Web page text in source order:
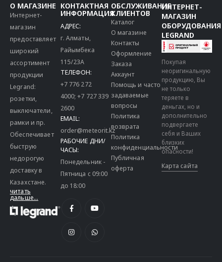
О МАГАЗИНЕ
Интернет-
магазин
предоставляет
широкий
ассортимент
продукции
Legrand:
розетки,
выключатели,
рамки и пр.
Обеспечивает
быструю
недорогую
доставку в
Казахстане.
читать
дальше...
КОНТАКТНАЯ
ИНФОРМАЦИЯ
АДРЕС:
г. Алматы,
Райымбека
115/23A
ТЕЛЕФОН:
+7 776 272
4000;+7 727 339
2600
EMAIL:
order@meteorit.kz
РАБОЧИЕ ДНИ/
ЧАСЫ:
Понедельник -
Пятница с 09:00
до 18:00
ОБСЛУЖИВАНИЕ
КЛИЕНТОВ
Каталог
О магазине
Контакты
Оформление
Заказа
Аккаунт
Помощь и часто
задаваемые
вопросы
Политика
возврата
Политика
конфиденциальности
Публичная
оферта
ИНТЕРНЕТ-
МАГАЗИН
ОБОРУДОВАНИЯ
LEGRAND
Покупая
неоригинальную
продукцию, Вы
не только
теряете в
деньгах, но и
дополнительно
подвергаете
себя и Ваших
близких
опасности!
Карта сайта